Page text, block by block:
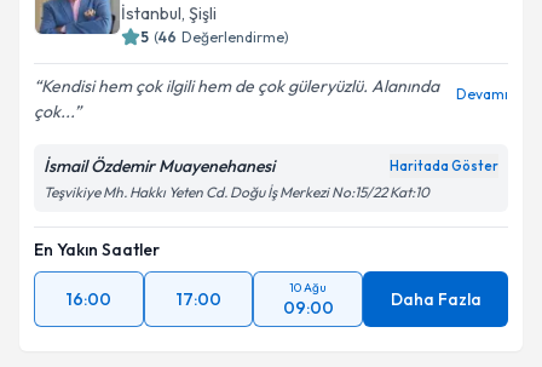
Kişisel verilerimin işlenmesine ilişkinAydınlatma
İstanbul, Şişli
5 (46 Değerlendirme)
Kendisi hem çok ilgili hem de çok güleryüzlü. Alanında
çok...
Devamı
İsmail Özdemir Muayenehanesi Haritada Göster
Teşvikiye Mh. Hakkı Yeten Cd. Doğu İş Merkezi No:15/22 Kat:10
En Yakın Saatler
16:00 17:00
10 Ağu
09:00 Daha Fazla